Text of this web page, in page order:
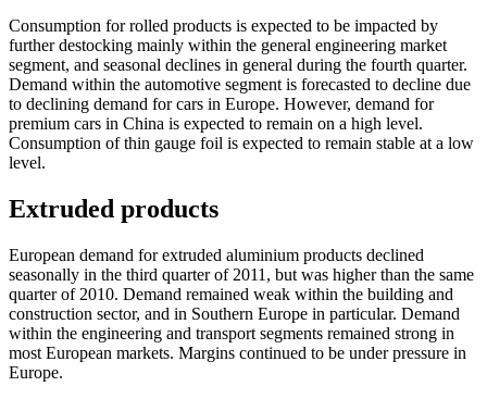
Consumption for rolled products is expected to be impacted by
further destocking mainly within the general engineering market
segment, and seasonal declines in general during the fourth quarter.
Demand within the automotive segment is forecasted to decline due
to declining demand for cars in Europe. However, demand for
premium cars in China is expected to remain on a high level.
Consumption of thin gauge foil is expected to remain stable at a low
level.
Extruded products
European demand for extruded aluminium products declined
seasonally in the third quarter of 2011, but was higher than the same
quarter of 2010. Demand remained weak within the building and
construction sector, and in Southern Europe in particular. Demand
within the engineering and transport segments remained strong in
most European markets. Margins continued to be under pressure in
Europe.